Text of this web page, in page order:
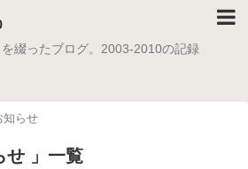
綴ったブログ。2003-2010の記録
知らせ
せ 」一覧